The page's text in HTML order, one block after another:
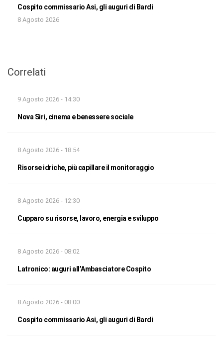
Cospito commissario Asi, gli auguri di Bardi
8 Agosto 2026
Correlati
9 Agosto 2026 - 14:30
Nova Siri, cinema e benessere sociale
8 Agosto 2026 - 18:54
Risorse idriche, più capillare il monitoraggio
8 Agosto 2026 - 12:30
Cupparo su risorse, lavoro, energia e sviluppo
8 Agosto 2026 - 08:02
Latronico: auguri all’Ambasciatore Cospito
8 Agosto 2026 - 08:00
Cospito commissario Asi, gli auguri di Bardi